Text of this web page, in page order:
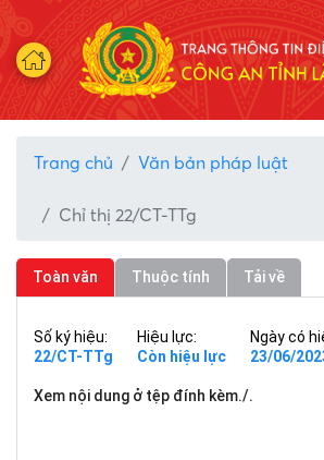
Trang chủ Văn bản pháp luật
Chỉ thị 22/CT-TTg
Toàn văn Thuộc tính Tải về
Số ký hiệu:
22/CT-TTg
Hiệu lực:
Còn hiệu lực
Ngày có
23/06/
Xem nội dung ở tệp đính kèm./.